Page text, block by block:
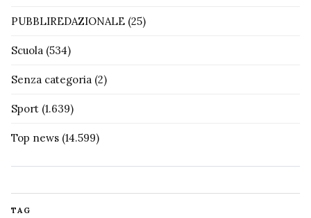
PUBBLIREDAZIONALE (25)
Scuola (534)
Senza categoria (2)
Sport (1.639)
Top news (14.599)
TAG